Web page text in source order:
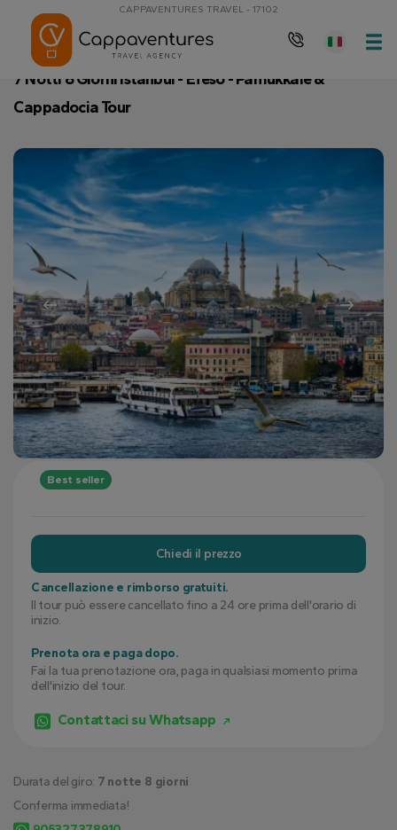
CAPPAVENTURES TRAVEL - 17102
Pagina principale
7 Notti 8 Giorni Istanbul - Efeso - Pamukkale &
Cappadocia Tour
Best seller
Chiedi il prezzo
Cancellazione e rimborso gratuiti.
Il tour può essere cancellato fino a 24 ore prima dell'orario di
inizio.
Prenota ora e paga dopo.
Fai la tua prenotazione ora, paga in qualsiasi momento prima
dell'inizio del tour.
Contattaci su Whatsapp
Durata del giro: 7 notte 8 giorni
Conferma immediata!